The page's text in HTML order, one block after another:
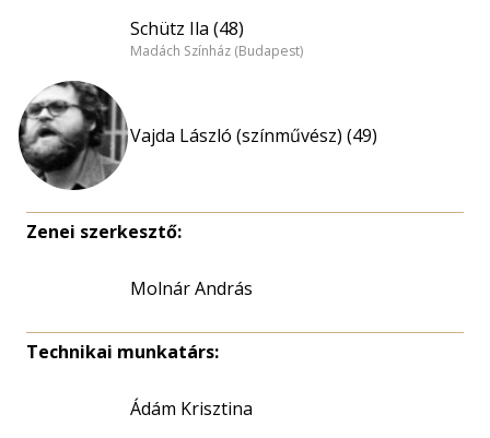
Schütz Ila (48)
Madách Színház (Budapest)
Vajda László (színművész) (49)
Zenei szerkesztő:
Molnár András
Technikai munkatárs:
Ádám Krisztina